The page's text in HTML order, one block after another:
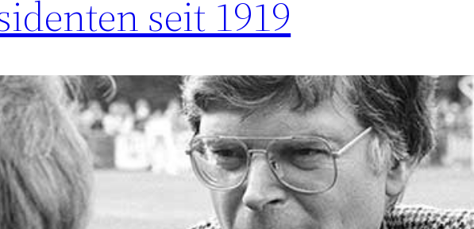
seit 1919